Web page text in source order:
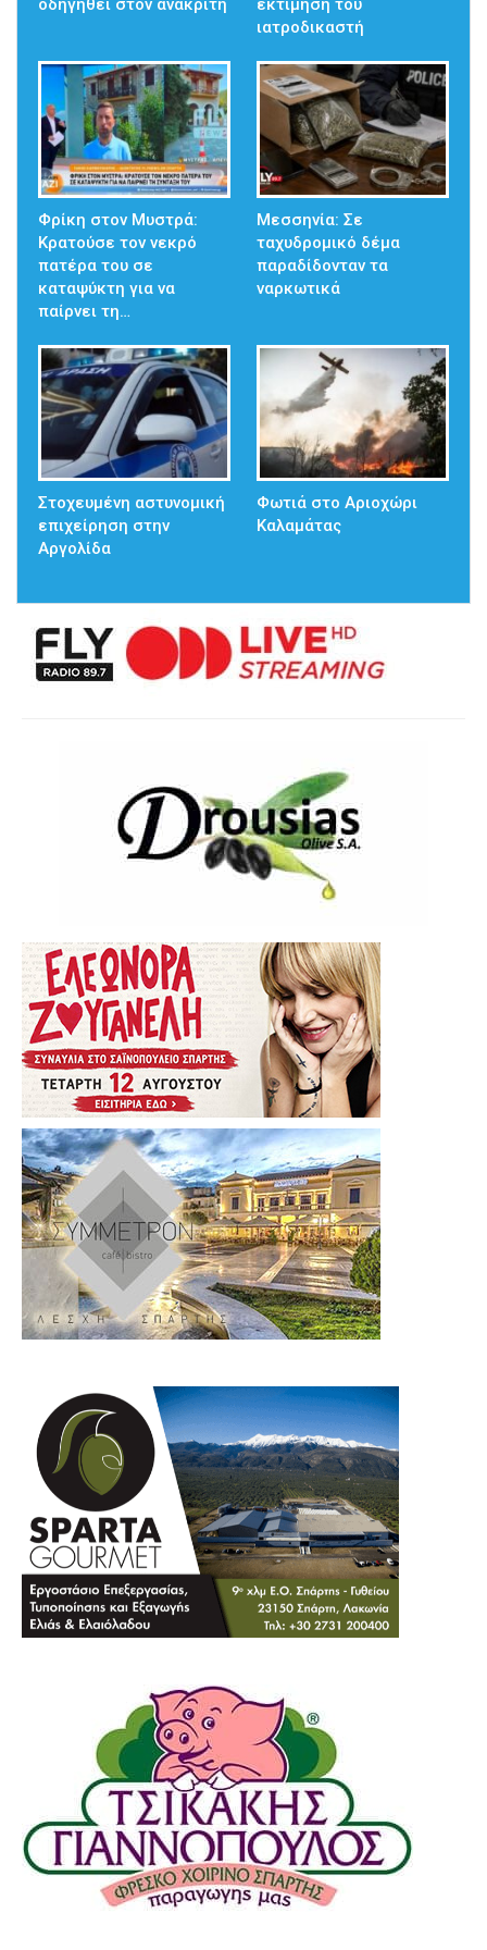
οδηγηθεί στον ανακριτή
εκτίμηση του
ιατροδικαστή
Φρίκη στον Μυστρά:
Κρατούσε τον νεκρό
πατέρα του σε
καταψύκτη για να
παίρνει τη…
Μεσσηνία: Σε
ταχυδρομικό δέμα
παραδίδονταν τα
ναρκωτικά
Στοχευμένη αστυνομική
επιχείρηση στην
Αργολίδα
Φωτιά στο Αριοχώρι
Καλαμάτας